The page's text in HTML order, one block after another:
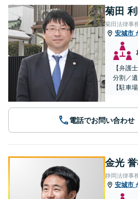
菊田
菊田法律事
安城市
【弁護
分割／
【駐車
電話でお問い合わせ
金光
静岡法律事
安城市